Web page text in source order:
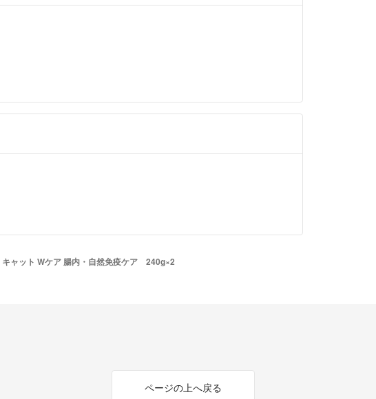
キャット Wケア 腸内・自然免疫ケア 240g×2
ページの上へ戻る